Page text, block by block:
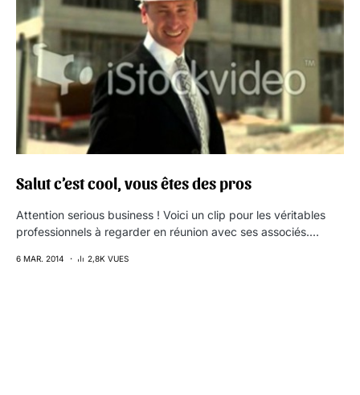
Salut c’est cool, vous êtes des pros
Attention serious business ! Voici un clip pour les véritables
professionnels à regarder en réunion avec ses associés.…
6 MAR. 2014 2,8K VUES